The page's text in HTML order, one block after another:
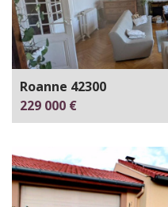
Roanne 42300
229 000 €